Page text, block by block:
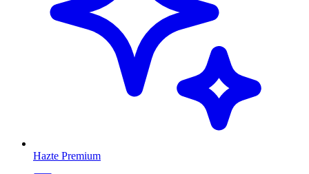
Hazte Premium